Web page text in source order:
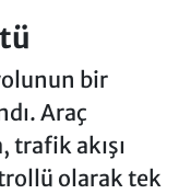
bir
Araç
trafik akışı
olarak tek